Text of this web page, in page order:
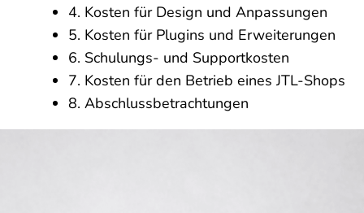
4. Kosten für Design und Anpassungen
5. Kosten für Plugins und Erweiterungen
6. Schulungs- und Supportkosten
7. Kosten für den Betrieb eines JTL-Shops
8. Abschlussbetrachtungen